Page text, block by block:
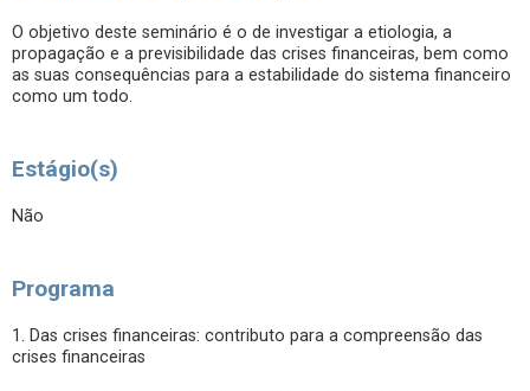
O objetivo deste seminário é o de investigar a etiologia, a
propagação e a previsibilidade das crises financeiras, bem como
as suas consequências para a estabilidade do sistema financeiro
como um todo.
Estágio(s)
Não
Programa
1. Das crises financeiras: contributo para a compreensão das
crises financeiras